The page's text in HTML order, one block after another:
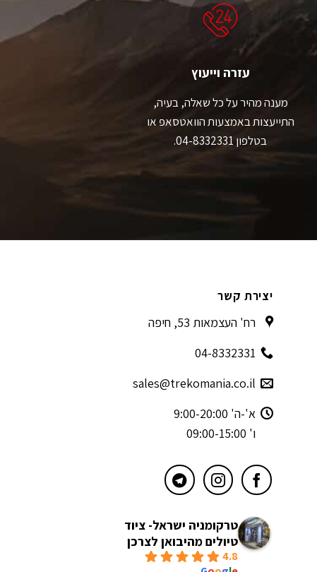
עזרה וייעוץ
מענה מהיר על כל שאלה, בעיה,
התייעצות באמצעות הוואטסאפ או
בטלפון 04-8332331.
יצירת קשר
רח' העצמאות 53, חיפה
04-8332331
sales@trekomania.co.il
א'-ה' 9:00-20:00
ו' 09:00-15:00
טרקומניה ישראל- ציוד
טיולים מהיבואן לצרכן
4.8